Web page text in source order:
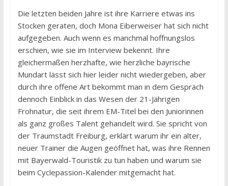
Die letzten beiden Jahre ist ihre Karriere etwas ins
Stocken geraten, doch Mona Eiberweiser hat sich nicht
aufgegeben. Auch wenn es manchmal hoffnungslos
erschien, wie sie im Interview bekennt. Ihre
gleichermaßen herzhafte, wie herzliche bayrische
Mundart lässt sich hier leider nicht wiedergeben, aber
durch ihre offene Art bekommt man in dem Gespräch
dennoch Einblick in das Wesen der 21-Jährigen
Frohnatur, die seit ihrem EM-Titel bei den Juniorinnen
als ganz großes Talent gehandelt wird. Sie spricht von
der Traumstadt Freiburg, erklärt warum ihr ein alter,
neuer Trainer die Augen geöffnet hat, was ihre Rennen
mit Bayerwald-Touristik zu tun haben und warum sie
beim Cyclepassion-Kalender mitgemacht hat.